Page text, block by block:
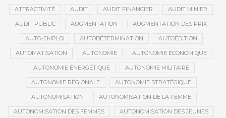
ATTRACTIVITÉ AUDIT AUDIT FINANCIER AUDIT MINIER
AUDIT PUBLIC AUGMENTATION AUGMENTATION DES PRIX
AUTO-EMPLOI AUTODÉTERMINATION AUTOÉDITION
AUTOMATISATION AUTONOMIE AUTONOMIE ÉCONOMIQUE
AUTONOMIE ÉNERGÉTIQUE AUTONOMIE MILITAIRE
AUTONOMIE RÉGIONALE AUTONOMIE STRATÉGIQUE
AUTONOMISATION AUTONOMISATION DE LA FEMME
AUTONOMISATION DES FEMMES AUTONOMISATION DES JEUNES